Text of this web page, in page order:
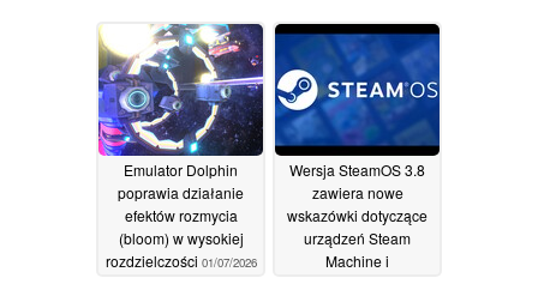
Emulator Dolphin
poprawia działanie
efektów rozmycia
(bloom) w wysokiej
rozdzielczości 01/07/2026
Wersja SteamOS 3.8
zawiera nowe
wskazówki dotyczące
urządzeń Steam
Machine i